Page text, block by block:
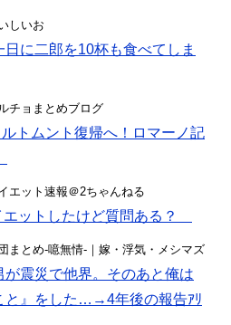
しいお
に二郎を10杯も食べてしま
チョまとめブログ
トムント復帰へ！ロマーノ記
エット速報＠2ちゃんねる
ットしたけど質問ある？
まとめ-噫無情-｜嫁・浮気・メシマズ
が震災で他界。そのあと俺は
と』をした…→4年後の報告ｱﾘ